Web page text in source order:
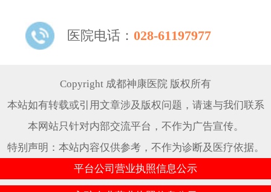
助，速约！
医院电话： 028-61197977
Copyright 成都神康医院 版权所有
本站如有转载或引用文章涉及版权问题，请速与我们联系
本网站只针对内部交流平台，不作为广告宣传。
特别声明：本站内容仅供参考，不作为诊断及医疗依据。
平台公司营业执照信息公示